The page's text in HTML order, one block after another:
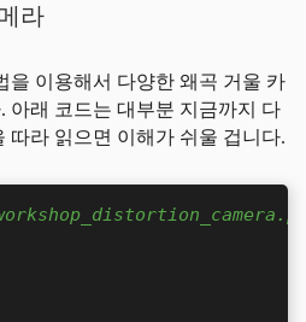
라
을 이용해서 다양한 왜곡 거울 카
아래 코드는 대부분 지금까지 다
따라 읽으면 이해가 쉬울 겁니다.